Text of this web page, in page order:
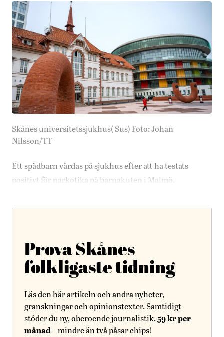
Skånes universitetssjukhus( Sus) Foto: Johan
Nilsson/TT
Ett spädbarn vårdas på sjukhus efter att ha testats
positivt för narkotika på barnakuten i Malmö.
Prova Skånes
folkligaste tidning
Läs den här artikeln och andra nyheter,
granskningar och opinionstexter. Samtidigt
stöder du ny, oberoende journalistik.59 kr per
månad– mindre än två påsar chips!